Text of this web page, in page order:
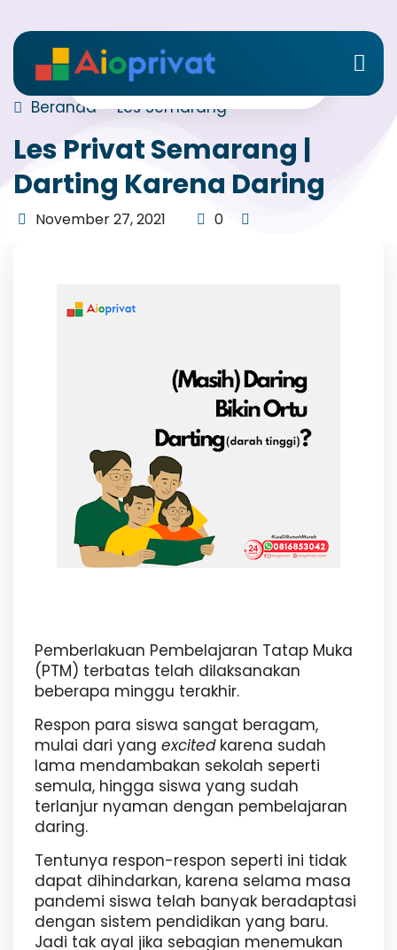
Beranda Les Semarang
Les Privat Semarang |
Darting Karena Daring
November 27, 2021 0
Pemberlakuan Pembelajaran Tatap Muka
(PTM) terbatas telah dilaksanakan
beberapa minggu terakhir.
Respon para siswa sangat beragam,
mulai dari yang excited karena sudah
lama mendambakan sekolah seperti
semula, hingga siswa yang sudah
terlanjur nyaman dengan pembelajaran
daring.
Tentunya respon-respon seperti ini tidak
dapat dihindarkan, karena selama masa
pandemi siswa telah banyak beradaptasi
dengan sistem pendidikan yang baru.
Jadi tak ayal jika sebagian menemukan